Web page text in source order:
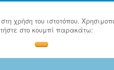
χρήση του ιστοτόπου.
στο κουμπί παρακάτω: